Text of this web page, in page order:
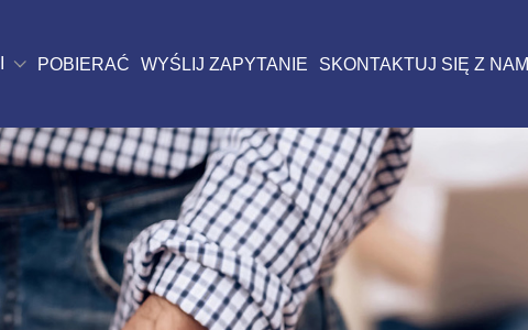
POBIERAĆ WYŚLIJ ZAPYTANIE SKONTAKTUJ SIĘ Z NAMI